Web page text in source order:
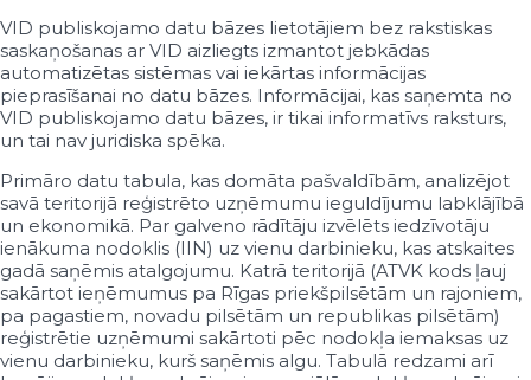
40002098727 IK "ATTO"
40002098731 Individuālais komersants "BARTONI"
40002098746 Individuālais komersants "DENIVIT"
40002098765 Individuālais komersants "IMMKONTS"
40002098801 Individuālais komersants "VIZARTS"
40002098854"N.B. Kafijas tehnikas servis"
40002098873 IK "RIČIJS"
40002098924Individuālais komersants "Sapori
40002098939 IK "LIZANTE"
40002098958Individuālais komersants "DDT bizness"
40002098962 IK "A.R.I."
40002098977 Individuālais komersants "GUKO"
40002098996 IK "G SAN G"
40002099008Individuālais komersants "SNF"
VID publiskojamo datu bāzes lietotājiem bez rakstiskas
saskaņošanas ar VID aizliegts izmantot jebkādas
automatizētas sistēmas vai iekārtas informācijas
pieprasīšanai no datu bāzes. Informācijai, kas saņemta no
VID publiskojamo datu bāzes, ir tikai informatīvs raksturs,
un tai nav juridiska spēka.
Primāro datu tabula, kas domāta pašvaldībām, analizējot
savā teritorijā reģistrēto uzņēmumu ieguldījumu labklājībā
un ekonomikā. Par galveno rādītāju izvēlēts iedzīvotāju
ienākuma nodoklis (IIN) uz vienu darbinieku, kas atskaites
gadā saņēmis atalgojumu. Katrā teritorijā (ATVK kods ļauj
sakārtot ieņēmumus pa Rīgas priekšpilsētām un rajoniem,
pa pagastiem, novadu pilsētām un republikas pilsētām)
reģistrētie uzņēmumi sakārtoti pēc nodokļa iemaksas uz
vienu darbinieku, kurš saņēmis algu. Tabulā redzami arī